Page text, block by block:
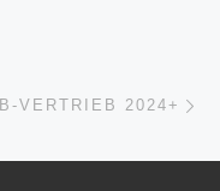
VERTRIEB 2024+